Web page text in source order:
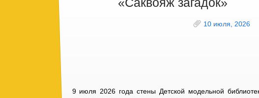
10 июля, 2026
9 июля 2026 года стены Детской модельной